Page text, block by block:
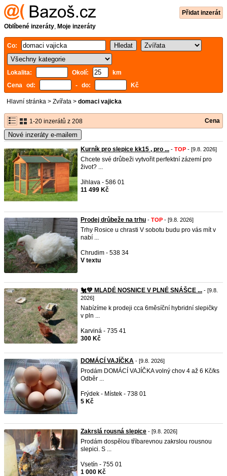
Přidat inzerát
Oblíbené inzeráty, Moje inzeráty
Co:
Lokalita: Okolí:
km
Cena od:
- do: Kč
Hlavní stránka > Zvířata > domaci vajicka
1-20 inzerátů z 208 Cena
Nové inzeráty e-mailem
Kurník pro slepice kk15 , pro ... - TOP - [9.8. 2026]
Chcete své drůbeži vytvořit perfektní zázemí pro
život? ...
Jihlava - 586 01
11 499 Kč
Prodej drůbeže na trhu - TOP - [9.8. 2026]
Trhy Rosice u chrasti V sobotu budu pro vás mít v
nabí ...
Chrudim - 538 34
V textu
🐔💚 MLADÉ NOSNICE V PLNÉ SNÁŠCE ... - [9.8.
2026]
Nabízíme k prodeji cca 6měsíční hybridní slepičky
v pln ...
Karviná - 735 41
300 Kč
DOMÁCÍ VAJÍČKA - [9.8. 2026]
Prodám DOMÁCÍ VAJÍČKA volný chov 4 až 6 Kč/ks
Odběr ...
Frýdek - Místek - 738 01
5 Kč
Zakrslá rousná slepice - [9.8. 2026]
Prodám dospělou tříbarevnou zakrslou rousnou
slepici. S ...
Vsetín - 755 01
1 000 Kč